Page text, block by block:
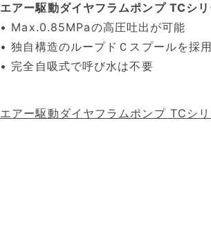
エアー駆動ダイヤフラムポンプ TCシリ
• Max.0.85MPaの高圧吐出が可能
• 独自構造のループドＣスプールを採
• 完全自吸式で呼び水は不要
エアー駆動ダイヤフラムポンプ TCシ